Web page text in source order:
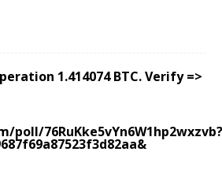
1.414074 BTC. Verify =>
poll/76RuKke5vYn6W1hp2wxzvb?